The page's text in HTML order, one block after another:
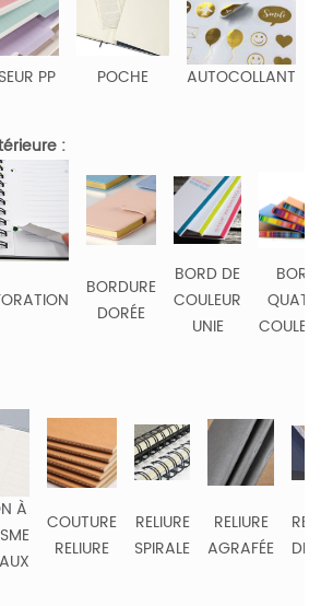
PP POCHE AUTOCOLLANT
:
BORDURE
DORÉE
BORD DE
COULEUR
UNIE
BORD
À
COUTURE
RELIURE
RELIURE
SPIRALE
RELIURE
AGRAFÉE
DE